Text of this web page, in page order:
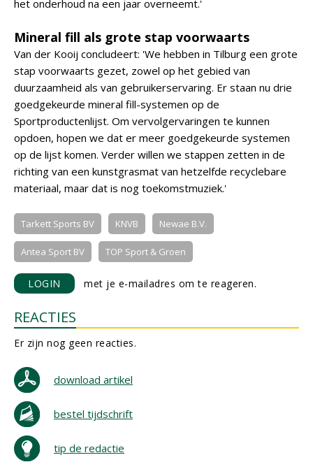
het onderhoud na een jaar overneemt.'
Mineral fill als grote stap voorwaarts
Van der Kooij concludeert: 'We hebben in Tilburg een grote
stap voorwaarts gezet, zowel op het gebied van
duurzaamheid als van gebruikerservaring. Er staan nu drie
goedgekeurde mineral fill-systemen op de
Sportproductenlijst. Om vervolgervaringen te kunnen
opdoen, hopen we dat er meer goedgekeurde systemen
op de lijst komen. Verder willen we stappen zetten in de
richting van een kunstgrasmat van hetzelfde recyclebare
materiaal, maar dat is nog toekomstmuziek.'
Tarkett Sports BV KNVB Newae B.V.
Antea Sport BV TOP Sport & Groen
LOGIN met je e-mailadres om te reageren.
REACTIES
Er zijn nog geen reacties.
download artikel
bestel tijdschrift
tip de redactie